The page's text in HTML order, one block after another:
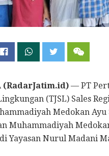
(RadarJatim.id) — PT
(TJSL) Sales
Medokan
Muhammadiyah
Yayasan Nurul Madani